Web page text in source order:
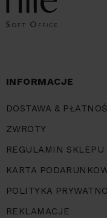
INFORMACJE
DOSTAWA &
ZWROTY
REGULAMIN SKLEPU
KARTA
POLITYKA
REKLAMACJE